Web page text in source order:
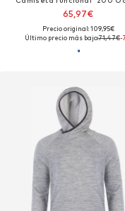
65,97€
Precio original: 109,95€
Último precio más bajo:71,47€-